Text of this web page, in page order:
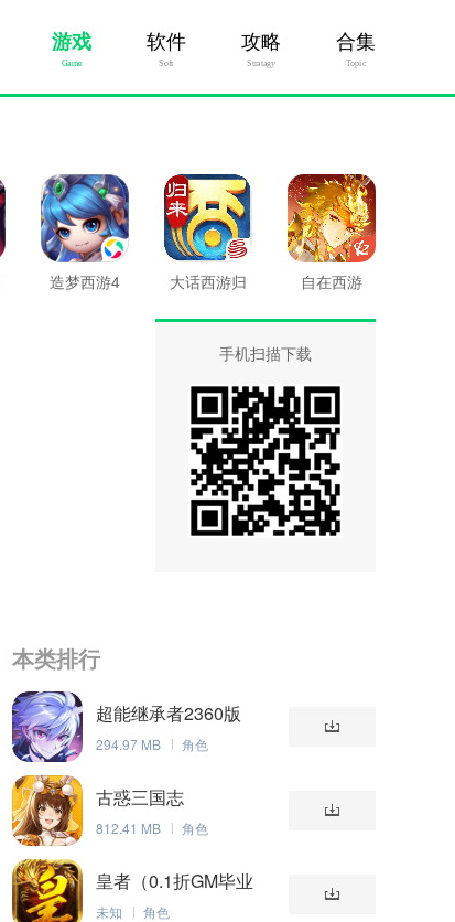
游戏
Game
软件
Soft
攻略
Stratagy
合集
Topic
造梦西游4
大话西游归
自在西游
手机扫描下载
本类排行
超能继承者2360版
294.97 MB 角色
古惑三国志
812.41 MB 角色
皇者（0.1折GM毕业
版）
未知 角色